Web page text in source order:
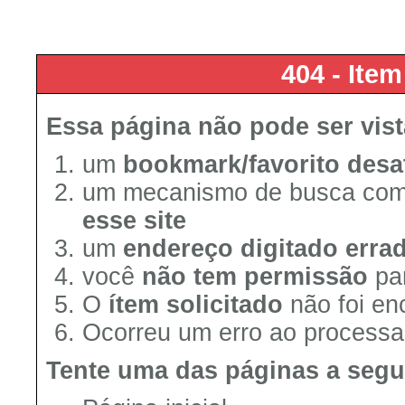
404 -
Essa página não pode ser
um bookmark/favorito
um mecanismo de busca
esse site
um endereço digitado
você não tem permissão
O ítem solicitado não foi
Ocorreu um erro ao
Tente uma das páginas a